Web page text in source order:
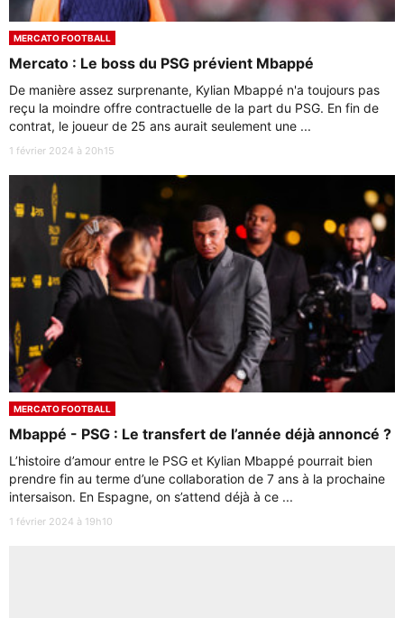
MERCATO FOOTBALL
Mercato : Le boss du PSG prévient Mbappé
De manière assez surprenante, Kylian Mbappé n'a toujours pas
reçu la moindre offre contractuelle de la part du PSG. En fin de
contrat, le joueur de 25 ans aurait seulement une ...
1 février 2024 à 20h15
MERCATO FOOTBALL
Mbappé - PSG : Le transfert de l’année déjà annoncé ?
L’histoire d’amour entre le PSG et Kylian Mbappé pourrait bien
prendre fin au terme d’une collaboration de 7 ans à la prochaine
intersaison. En Espagne, on s’attend déjà à ce ...
1 février 2024 à 19h10